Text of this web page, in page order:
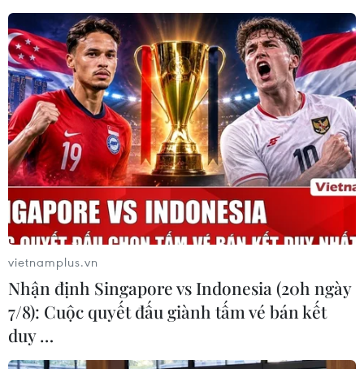
vietnamplus.vn
Nhận định Singapore vs Indonesia (20h ngày
7/8): Cuộc quyết đấu giành tấm vé bán kết
duy …